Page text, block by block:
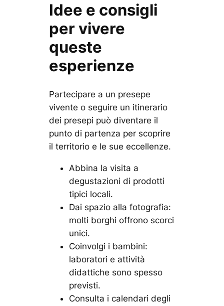
Idee e consigli
per vivere
queste
esperienze
Partecipare a un presepe
vivente o seguire un itinerario
dei presepi può diventare il
punto di partenza per scoprire
il territorio e le sue eccellenze.
Abbina la visita a
degustazioni di prodotti
tipici locali.
Dai spazio alla fotografia:
molti borghi offrono scorci
unici.
Coinvolgi i bambini:
laboratori e attività
didattiche sono spesso
previsti.
Consulta i calendari degli